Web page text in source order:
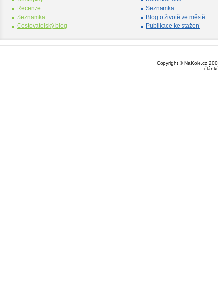
Recenze
Seznamka
Cestovatelský blog
Seznamka
Blog o životě ve městě
Publikace ke stažení
Copyright © NaKole.cz